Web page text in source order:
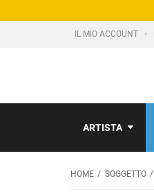
IL MIO ACCOUNT
ARTISTA
HOME SOGGETTO